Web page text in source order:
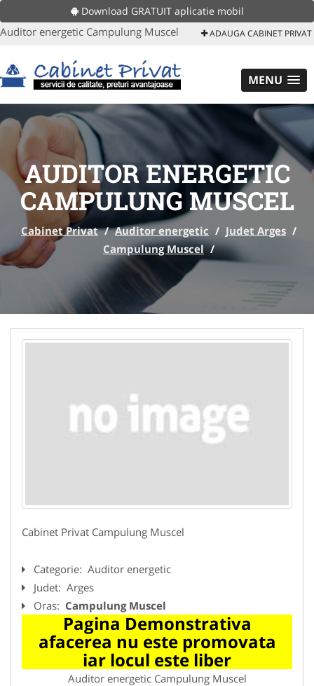
Download GRATUIT aplicatie mobil
Auditor energetic Campulung Muscel ADAUGA CABINET PRIVAT
MENU
AUDITOR ENERGETIC
CAMPULUNG MUSCEL
Cabinet Privat / Auditor energetic / Judet Arges /
Campulung Muscel /
Cabinet Privat Campulung Muscel
Categorie: Auditor energetic
Judet: Arges
Oras: Campulung Muscel
Pagina Demonstrativa
afacerea nu este promovata
iar locul este liber
Auditor energetic Campulung Muscel